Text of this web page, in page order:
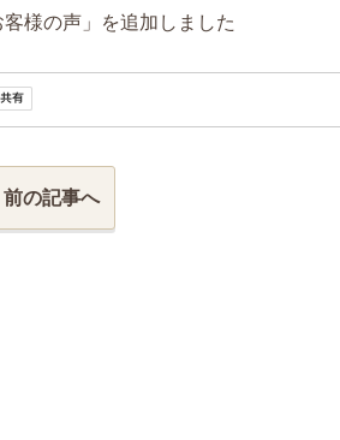
様の声」を追加しました
前の記事へ